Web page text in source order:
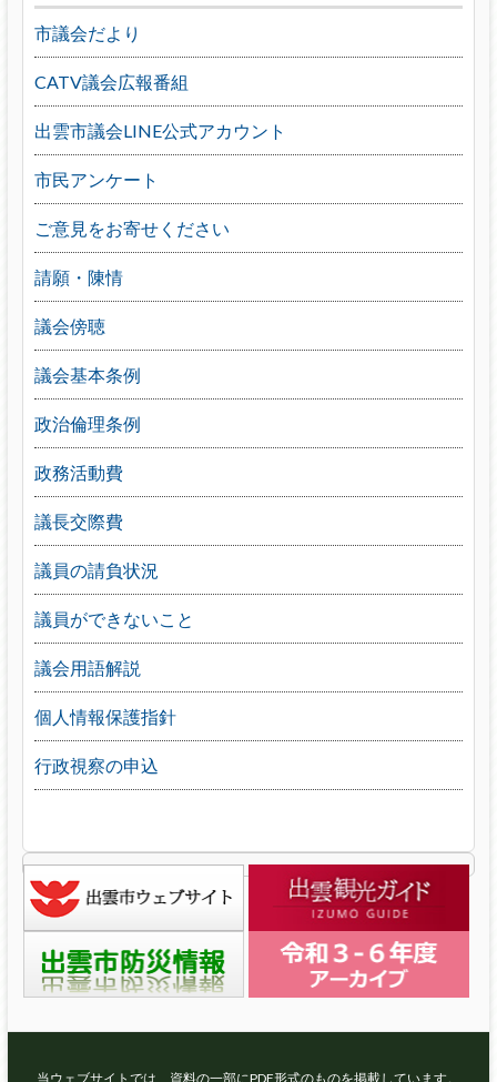
市議会だより
CATV議会広報番組
出雲市議会LINE公式アカウント
市民アンケート
ご意見をお寄せください
請願・陳情
議会傍聴
議会基本条例
政治倫理条例
政務活動費
議長交際費
議員の請負状況
議員ができないこと
議会用語解説
個人情報保護指針
行政視察の申込
当ウェブサイトでは、資料の一部にPDF形式のものを掲載しています。